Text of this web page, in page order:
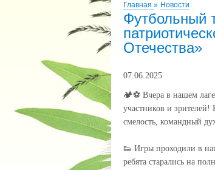
Главная » Новости
Футбольный
Отечества»
07.06.2025
🏕⚽️ Вчера в нашем
участников и
смелость, командный
👟 Игры проходили в
ребята старались на